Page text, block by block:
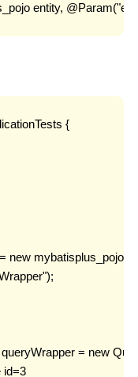
entity,
{
new mybatisplus_pojo();
queryWrapper = new
id=3